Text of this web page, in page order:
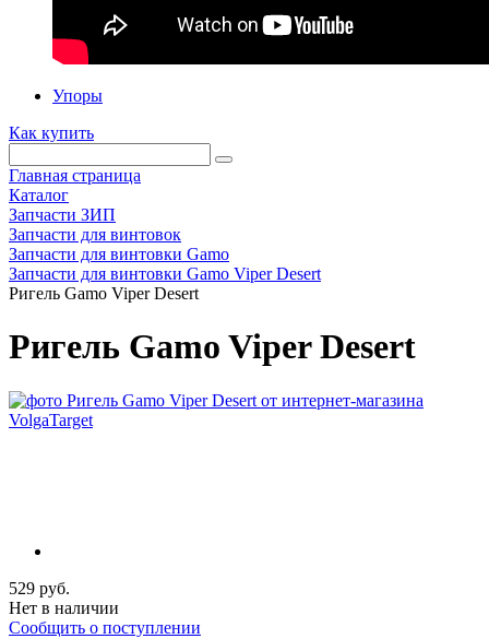
Упоры
Как купить
Главная страница
Каталог
Запчасти ЗИП
Запчасти для винтовок
Запчасти для винтовки Gamo
Запчасти для винтовки Gamo Viper Desert
Ригель Gamo Viper Desert
Ригель Gamo Viper Desert
529 руб.
Нет в наличии
Сообщить о поступлении